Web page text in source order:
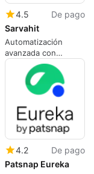
4.5
De pago
Sarvahit
Automatización
avanzada con
SarvaHit AI
4.2
De pago
Patsnap Eureka